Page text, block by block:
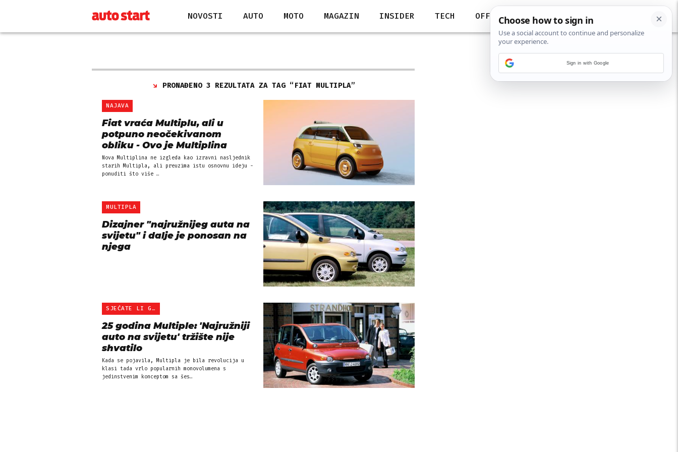
NOVOSTI AUTO MOTO MAGAZIN INSIDER TECH OFF
PRONAĐENO 3 REZULTATA ZA TAG “ FIAT MULTIPLA”
NAJAVA
Fiat vraća Multiplu, ali u
potpuno neočekivanom
obliku - Ovo je Multiplina
Nova Multiplina ne izgleda kao izravni nasljednik
starih Multipla, ali preuzima istu osnovnu ideju -
ponuditi što više …
MULTIPLA
Dizajner "najružnijeg auta na
svijetu" i dalje je ponosan na
njega
SJEĆATE LI GA SE?
25 godina Multiple: 'Najružniji
auto na svijetu' tržište nije
shvatilo
Kada se pojavila, Multipla je bila revolucija u
klasi tada vrlo popularnih monovolumena s
jedinstvenim konceptom sa šes…
Sign in with Google